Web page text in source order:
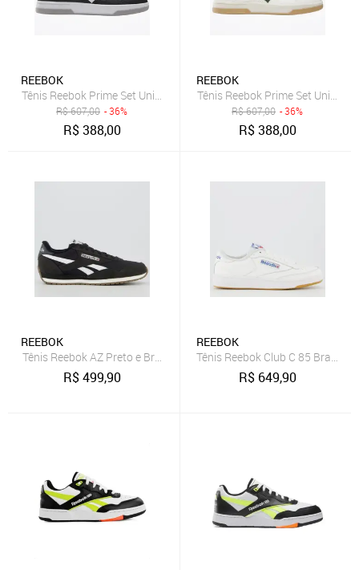
REEBOK
Tênis Reebok Prime Set Unissex Black/White/Blue
R$607,00 - 36%
R$388,00
REEBOK
Tênis Reebok Prime Set
R$607,00 - 36%
R$388,00
REEBOK
Tênis Reebok AZ Preto e Branco
R$499,90
REEBOK
Tênis Reebok Club C 85 Branco
R$ 649,90